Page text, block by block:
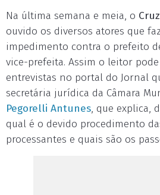
Na última semana e meia, o
ouvido os diversos atores que
impedimento contra o prefeito
vice-prefeita. Assim o leitor
entrevistas no portal do Jornal
secretária jurídica da Câmara
Pegorelli Antunes, que explica,
qual é o devido procedimento
processantes e quais são os